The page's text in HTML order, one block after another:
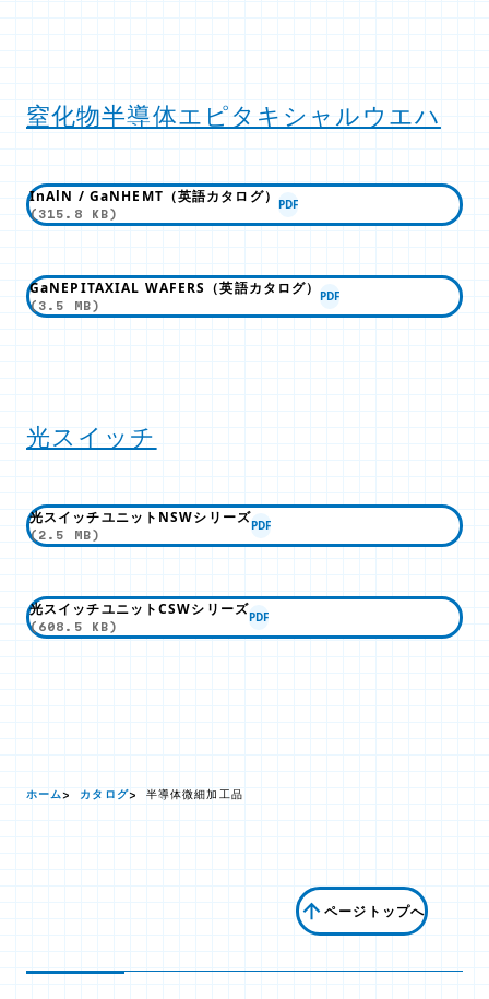
窒化物半導体エピタキシャルウエハ
InAlN / GaNHEMT（英語カタログ）
(315.8 KB)
PDF
GaNEPITAXIAL WAFERS（英語カタログ）
(3.5 MB)
PDF
光スイッチ
光スイッチユニットNSWシリーズ
(2.5 MB)
PDF
光スイッチユニットCSWシリーズ
(608.5 KB)
PDF
ホーム カタログ 半導体微細加工品
ページトップへ